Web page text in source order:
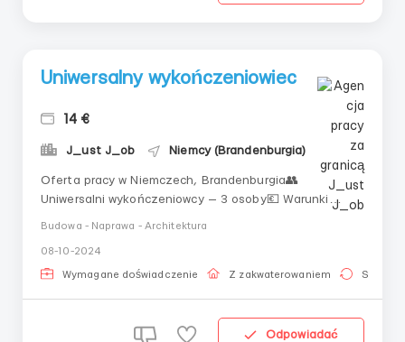
Uniwersalny wykończeniowiec
14 €
J_ust J_ob Niemcy (Brandenburgia)
Oferta pracy w Niemczech, Brandenburgia👥
Uniwersalni wykończeniowcy — 3 osoby💶 Warunki
pracy:Poniedziałek – piątek: 8:00 – 18:00Sobota: 6
godzin (możliwość pracowania więcej)...
Budowa - Naprawa - Architektura
08-10-2024
Wymagane doświadczenie Z zakwaterowaniem Stała
Odpowiadać